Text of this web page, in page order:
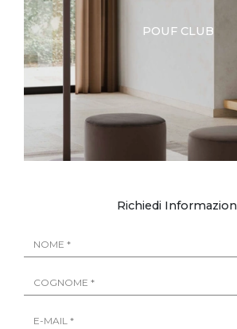
POUF CLUB
Richiedi